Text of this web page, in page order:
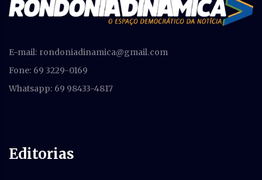
E-mail: rondoniadinamica@gmail.com
Fone: 69 3229-0169
Whatsapp: 69 98433-4817
Editorias